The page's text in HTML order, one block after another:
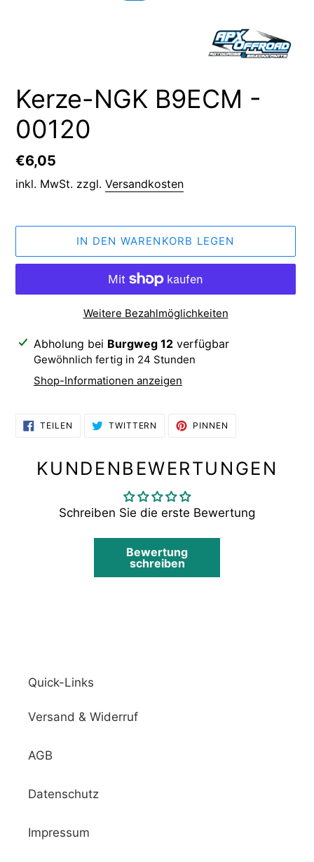
Kerze-NGK B9ECM -
00120
Normaler
Preis
€6,05
inkl. MwSt. zzgl. Versandkosten
IN DEN WARENKORB LEGEN
Weitere Bezahlmöglichkeiten
Produkt
wird
zum
Abholung bei Burgweg 12 verfügbar
Gewöhnlich fertig in 24 Stunden
Shop-Informationen anzeigen
TEILEN
FACEBOOK
TWITTERN
TWITTER
PINNEN
KUNDENBEWERTUNGEN
Schreiben Sie die erste Bewertung
Bewertung
schreiben
Quick-Links
Versand & Widerruf
AGB
Datenschutz
Impressum